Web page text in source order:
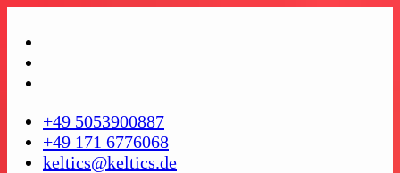
+49 5053900887
+49 171 6776068
keltics@keltics.de